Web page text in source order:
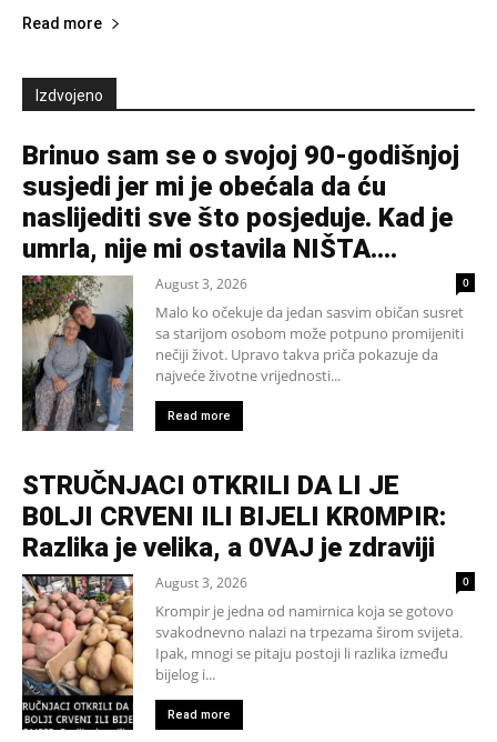
Read more
Izdvojeno
Brinuo sam se o svojoj 90-godišnjoj
susjedi jer mi je obećala da ću
naslijediti sve što posjeduje. Kad je
umrla, nije mi ostavila NIŠTA....
August 3, 2026 0
Malo ko očekuje da jedan sasvim običan susret
sa starijom osobom može potpuno promijeniti
nečiji život. Upravo takva priča pokazuje da
najveće životne vrijednosti...
Read more
STRUČNJACI 0TKRILI DA LI JE
B0LJI CRVENI ILI BIJELI KR0MPIR:
Razlika je velika, a 0VAJ je zdraviji
August 3, 2026 0
Krompir je jedna od namirnica koja se gotovo
svakodnevno nalazi na trpezama širom svijeta.
Ipak, mnogi se pitaju postoji li razlika između
bijelog i...
Read more